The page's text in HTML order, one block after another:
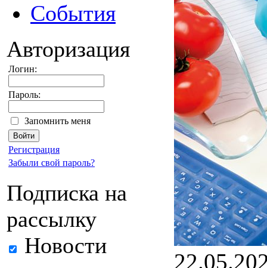
События
Авторизация
Логин:
Пароль:
Запомнить меня
Регистрация
Забыли свой пароль?
Подписка на
рассылку
Новости